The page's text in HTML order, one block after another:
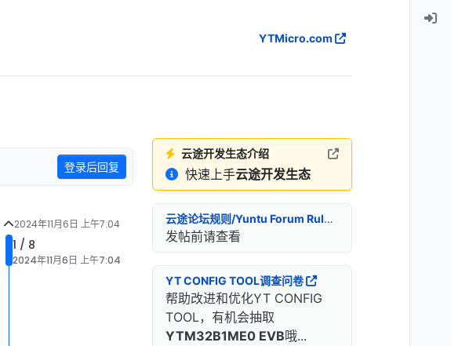
YTMicro.com
登录后回复
2024年11月6日 上午7:04
1 / 8
2024年11月6日 上午7:04
云途开发生态介绍
快速上手云途开发生态
云途论坛规则/Yuntu Forum Rules
发帖前请查看
YT CONFIG TOOL调查问卷
帮助改进和优化YT CONFIG
TOOL，有机会抽取
YTM32B1ME0 EVB哦...